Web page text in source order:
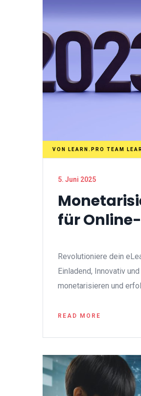
VON LEARN.PRO TEAM
5. Juni 2025
für
Revolutioniere dein
Einladend, Innovativ
monetarisieren und
READ MORE